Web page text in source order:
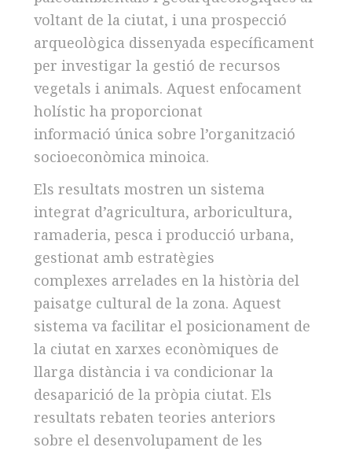
voltant de la ciutat, i una prospecció
arqueològica dissenyada específicament
per investigar la gestió de recursos
vegetals i animals. Aquest enfocament
holístic ha proporcionat
informació única sobre l’organització
socioeconòmica minoica.
Els resultats mostren un sistema
integrat d’agricultura, arboricultura,
ramaderia, pesca i producció urbana,
gestionat amb estratègies
complexes arrelades en la història del
paisatge cultural de la zona. Aquest
sistema va facilitar el posicionament de
la ciutat en xarxes econòmiques de
llarga distància i va condicionar la
desaparició de la pròpia ciutat. Els
resultats rebaten teories anteriors
sobre el desenvolupament de les